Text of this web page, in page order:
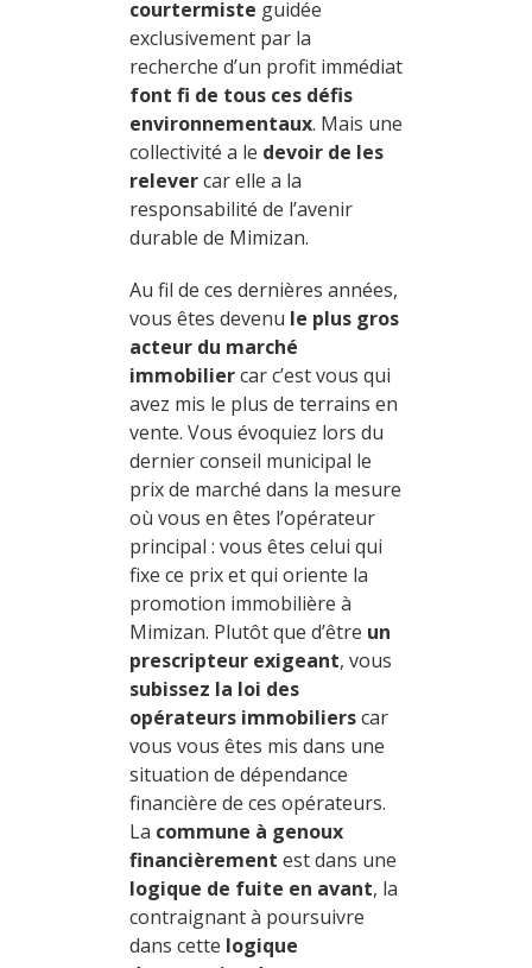
courtermiste guidée
exclusivement par la
recherche d’un profit immédiat
font fi de tous ces défis
environnementaux. Mais une
collectivité a le devoir de les
relevercar elle a la
responsabilité de l’avenir
durable de Mimizan.
Au fil de ces dernières années,
vous êtes devenu le plus gros
acteur du marché
immobiliercar c’est vous qui
avez mis le plus de terrains en
vente. Vous évoquiez lors du
dernier conseil municipal le
prix de marché dans la mesure
où vous en êtes l’opérateur
principal : vous êtes celui qui
fixe ce prix et qui oriente la
promotion immobilière à
Mimizan. Plutôt que d’être un
prescripteur exigeant, vous
subissez la loi des
opérateurs immobilierscar
vous vous êtes mis dans une
situation de dépendance
financière de ces opérateurs.
La commune à genoux
financièrement est dans une
logique de fuite en avant, la
contraignant à poursuivre
dans cette logique